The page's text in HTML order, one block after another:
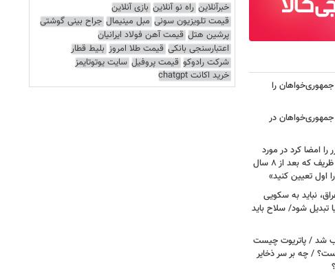
سنتی جمهوری‌خواهان را
جمهوری‌خواهان در
را امضا کرد در مورد
تصویب آن چه گفت؟ / هشدار ظریف که بعد از ۸ سال
اول تعیین کنید»
نباید به سکویی
تبدیل شود/ سلاح باید
شد / پاتریوت چیست
است؟ / چه بر سر ذخایر
خبرآنلاین راه نو آنلاین بازی آنلاین
قیمت تلویزیون سونی مبل مینیمال جراح بینی گوشتی
پرشین هتل قیمت آهن فولاد ایرانیان
اعتبارسنجی بانکی قیمت طلا امروز بلیط قطار
شرکت رادوکو قیمت پروفیل سایت یوتوتایمز
خرید اکانت chatgpt